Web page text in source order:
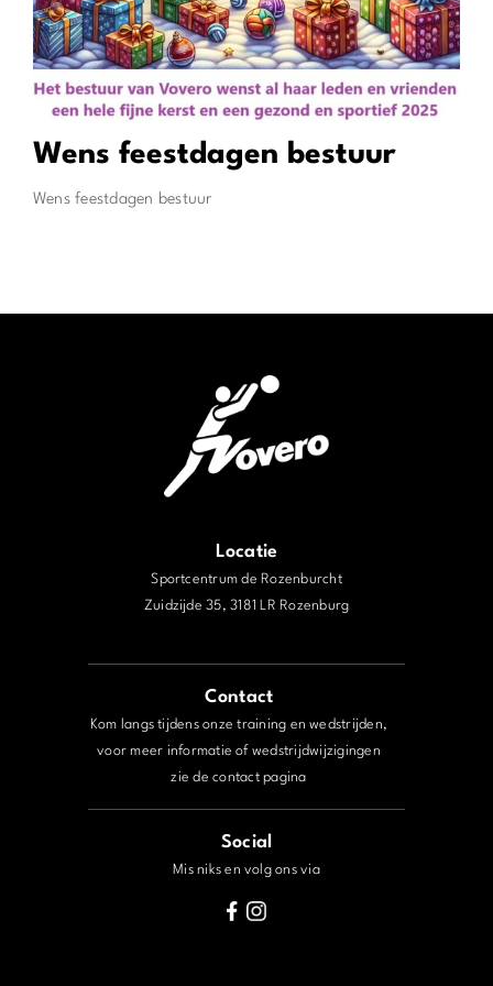
Wens feestdagen bestuur
Wens feestdagen bestuur
Locatie
Sportcentrum de Rozenburcht
Zuidzijde 35, 3181 LR Rozenburg
Contact
Kom langs tijdens onze training en wedstrijden,
voor meer informatie of wedstrijdwijzigingen
zie de contact pagina
Social
Mis niks en volg ons via